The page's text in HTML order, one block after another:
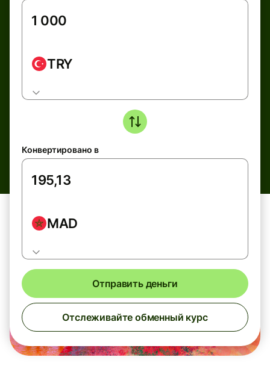
TRY
Конвертировано в
MAD
Отправить деньги
Отслеживайте обменный курс